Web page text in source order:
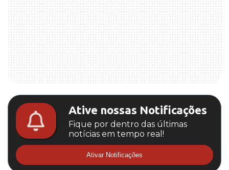
Ative nossas Notificações
Fique por dentro das últimas
notícias em tempo real!
Ativar Notificações